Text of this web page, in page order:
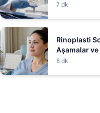
7 dk
Rinoplasti
Aşamalar ve
8 dk